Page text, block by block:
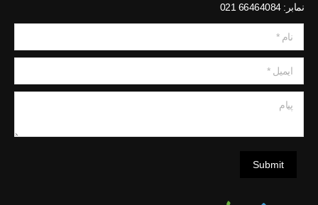
نمابر: 66464084 021
نام *
ایمیل *
Submit